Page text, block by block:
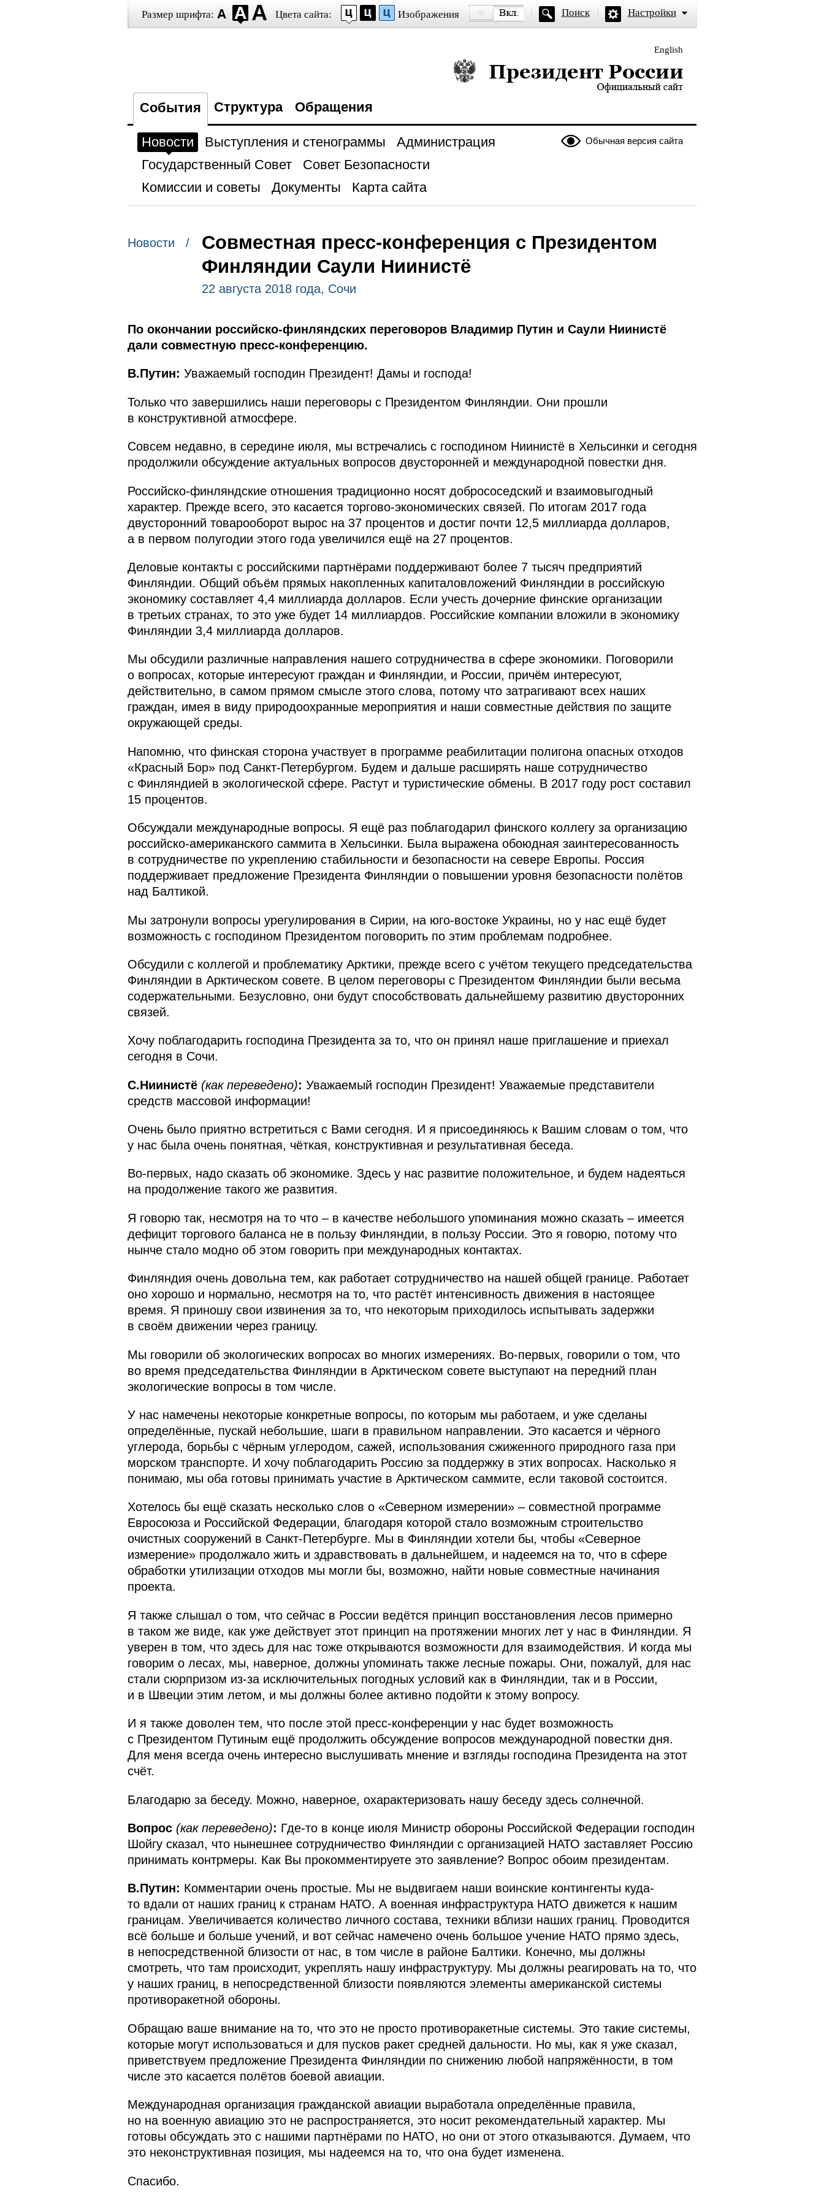
Размер шрифта: Цвета сайта: Изображения Поиск Настройки
English
Президент России — официальный сайт
События Структура Обращения
Обычная версия сайта
Новости Выступления и стенограммы
Администрация
Государственный Совет
Совет Безопасности
Комиссии и советы
Документы Карта сайта
Новости /
Совместная пресс-конференция с Президентом
Финляндии Саули Ниинистё
22 августа 2018 года, Сочи
По окончании российско-финляндских переговоров Владимир Путин и Саули Ниинистё
дали совместную пресс-конференцию.
В.Путин: Уважаемый господин Президент! Дамы и господа!
Только что завершились наши переговоры с Президентом Финляндии. Они прошли
в конструктивной атмосфере.
Совсем недавно, в середине июля, мы встречались с господином Ниинистё в Хельсинки и сегодня
продолжили обсуждение актуальных вопросов двусторонней и международной повестки дня.
Российско-финляндские отношения традиционно носят добрососедский и взаимовыгодный
характер. Прежде всего, это касается торгово-экономических связей. По итогам 2017 года
двусторонний товарооборот вырос на 37 процентов и достиг почти 12,5 миллиарда долларов,
а в первом полугодии этого года увеличился ещё на 27 процентов.
Деловые контакты с российскими партнёрами поддерживают более 7 тысяч предприятий
Финляндии. Общий объём прямых накопленных капиталовложений Финляндии в российскую
экономику составляет 4,4 миллиарда долларов. Если учесть дочерние финские организации
в третьих странах, то это уже будет 14 миллиардов. Российские компании вложили в экономику
Финляндии 3,4 миллиарда долларов.
Мы обсудили различные направления нашего сотрудничества в сфере экономики. Поговорили
о вопросах, которые интересуют граждан и Финляндии, и России, причём интересуют,
действительно, в самом прямом смысле этого слова, потому что затрагивают всех наших
граждан, имея в виду природоохранные мероприятия и наши совместные действия по защите
окружающей среды.
Напомню, что финская сторона участвует в программе реабилитации полигона опасных отходов
«Красный Бор» под Санкт-Петербургом. Будем и дальше расширять наше сотрудничество
с Финляндией в экологической сфере. Растут и туристические обмены. В 2017 году рост составил
15 процентов.
Обсуждали международные вопросы. Я ещё раз поблагодарил финского коллегу за организацию
российско-американского саммита в Хельсинки. Была выражена обоюдная заинтересованность
в сотрудничестве по укреплению стабильности и безопасности на севере Европы. Россия
поддерживает предложение Президента Финляндии о повышении уровня безопасности полётов
над Балтикой.
Мы затронули вопросы урегулирования в Сирии, на юго-востоке Украины, но у нас ещё будет
возможность с господином Президентом поговорить по этим проблемам подробнее.
Обсудили с коллегой и проблематику Арктики, прежде всего с учётом текущего председательства
Финляндии в Арктическом совете. В целом переговоры с Президентом Финляндии были весьма
содержательными. Безусловно, они будут способствовать дальнейшему развитию двусторонних
связей.
Хочу поблагодарить господина Президента за то, что он принял наше приглашение и приехал
сегодня в Сочи.
С.Ниинистё (как переведено): Уважаемый господин Президент! Уважаемые представители
средств массовой информации!
Очень было приятно встретиться с Вами сегодня. И я присоединяюсь к Вашим словам о том, что
у нас была очень понятная, чёткая, конструктивная и результативная беседа.
Во-первых, надо сказать об экономике. Здесь у нас развитие положительное, и будем надеяться
на продолжение такого же развития.
Я говорю так, несмотря на то что – в качестве небольшого упоминания можно сказать – имеется
дефицит торгового баланса не в пользу Финляндии, в пользу России. Это я говорю, потому что
нынче стало модно об этом говорить при международных контактах.
Финляндия очень довольна тем, как работает сотрудничество на нашей общей границе. Работает
оно хорошо и нормально, несмотря на то, что растёт интенсивность движения в настоящее
время. Я приношу свои извинения за то, что некоторым приходилось испытывать задержки
в своём движении через границу.
Мы говорили об экологических вопросах во многих измерениях. Во-первых, говорили о том, что
во время председательства Финляндии в Арктическом совете выступают на передний план
экологические вопросы в том числе.
У нас намечены некоторые конкретные вопросы, по которым мы работаем, и уже сделаны
определённые, пускай небольшие, шаги в правильном направлении. Это касается и чёрного
углерода, борьбы с чёрным углеродом, сажей, использования сжиженного природного газа при
морском транспорте. И хочу поблагодарить Россию за поддержку в этих вопросах. Насколько я
понимаю, мы оба готовы принимать участие в Арктическом саммите, если таковой состоится.
Хотелось бы ещё сказать несколько слов о «Северном измерении» – совместной программе
Евросоюза и Российской Федерации, благодаря которой стало возможным строительство
очистных сооружений в Санкт-Петербурге. Мы в Финляндии хотели бы, чтобы «Северное
измерение» продолжало жить и здравствовать в дальнейшем, и надеемся на то, что в сфере
обработки утилизации отходов мы могли бы, возможно, найти новые совместные начинания
проекта.
Я также слышал о том, что сейчас в России ведётся принцип восстановления лесов примерно
в таком же виде, как уже действует этот принцип на протяжении многих лет у нас в Финляндии. Я
уверен в том, что здесь для нас тоже открываются возможности для взаимодействия. И когда мы
говорим о лесах, мы, наверное, должны упоминать также лесные пожары. Они, пожалуй, для нас
стали сюрпризом из-за исключительных погодных условий как в Финляндии, так и в России,
и в Швеции этим летом, и мы должны более активно подойти к этому вопросу.
И я также доволен тем, что после этой пресс-конференции у нас будет возможность
с Президентом Путиным ещё продолжить обсуждение вопросов международной повестки дня.
Для меня всегда очень интересно выслушивать мнение и взгляды господина Президента на этот
счёт.
Благодарю за беседу. Можно, наверное, охарактеризовать нашу беседу здесь солнечной.
Вопрос (как переведено): Где-то в конце июля Министр обороны Российской Федерации господин
Шойгу сказал, что нынешнее сотрудничество Финляндии с организацией НАТО заставляет Россию
принимать контрмеры. Как Вы прокомментируете это заявление? Вопрос обоим президентам.
В.Путин: Комментарии очень простые. Мы не выдвигаем наши воинские контингенты куда-
то вдали от наших границ к странам НАТО. А военная инфраструктура НАТО движется к нашим
границам. Увеличивается количество личного состава, техники вблизи наших границ. Проводится
всё больше и больше учений, и вот сейчас намечено очень большое учение НАТО прямо здесь,
в непосредственной близости от нас, в том числе в районе Балтики. Конечно, мы должны
смотреть, что там происходит, укреплять нашу инфраструктуру. Мы должны реагировать на то, что
у наших границ, в непосредственной близости появляются элементы американской системы
противоракетной обороны.
Обращаю ваше внимание на то, что это не просто противоракетные системы. Это такие системы,
которые могут использоваться и для пусков ракет средней дальности. Но мы, как я уже сказал,
приветствуем предложение Президента Финляндии по снижению любой напряжённости, в том
числе это касается полётов боевой авиации.
Международная организация гражданской авиации выработала определённые правила,
но на военную авиацию это не распространяется, это носит рекомендательный характер. Мы
готовы обсуждать это с нашими партнёрами по НАТО, но они от этого отказываются. Думаем, что
это неконструктивная позиция, мы надеемся на то, что она будет изменена.
Спасибо.